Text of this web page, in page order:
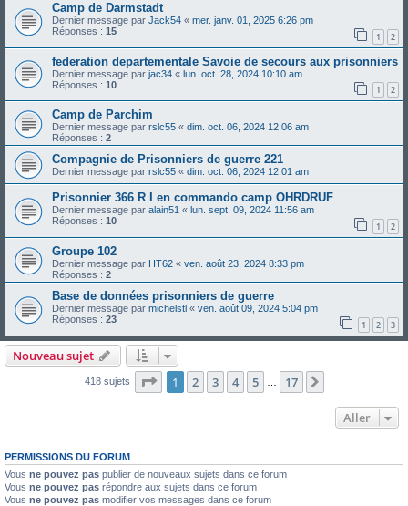
Camp de Darmstadt
Dernier message par Jack54 « mer. janv. 01, 2025 6:26 pm
Réponses : 15 1 2
federation departementale Savoie de secours aux prisonniers
Dernier message par jac34 « lun. oct. 28, 2024 10:10 am
Réponses : 10 1 2
Camp de Parchim
Dernier message par rslc55 « dim. oct. 06, 2024 12:06 am
Réponses : 2
Compagnie de Prisonniers de guerre 221
Dernier message par rslc55 « dim. oct. 06, 2024 12:01 am
Prisonnier 366 R I en commando camp OHRDRUF
Dernier message par alain51 « lun. sept. 09, 2024 11:56 am
Réponses : 10 1 2
Groupe 102
Dernier message par HT62 « ven. août 23, 2024 8:33 pm
Réponses : 2
Base de données prisonniers de guerre
Dernier message par michelstl « ven. août 09, 2024 5:04 pm
Réponses : 23 1 2 3
Nouveau sujet
418 sujets Page 1sur17
1 2 3 4 5 17
Aller
PERMISSIONS DU FORUM
Vous ne pouvez pas publier de nouveaux sujets dans ce forum
Vous ne pouvez pas répondre aux sujets dans ce forum
Vous ne pouvez pas modifier vos messages dans ce forum